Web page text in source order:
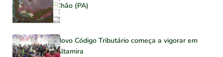
Chão (PA)
Novo Código Tributário começa a vigorar em
Altamira